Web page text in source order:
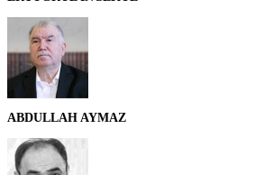
ABDULLAH AYMAZ